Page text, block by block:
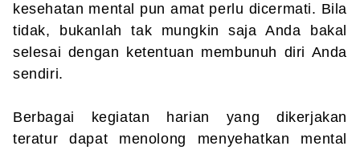
kesehatan mental pun amat perlu dicermati. Bila
tidak, bukanlah tak mungkin saja Anda bakal
selesai dengan ketentuan membunuh diri Anda
sendiri.
Berbagai kegiatan harian yang dikerjakan
teratur dapat menolong menyehatkan mental